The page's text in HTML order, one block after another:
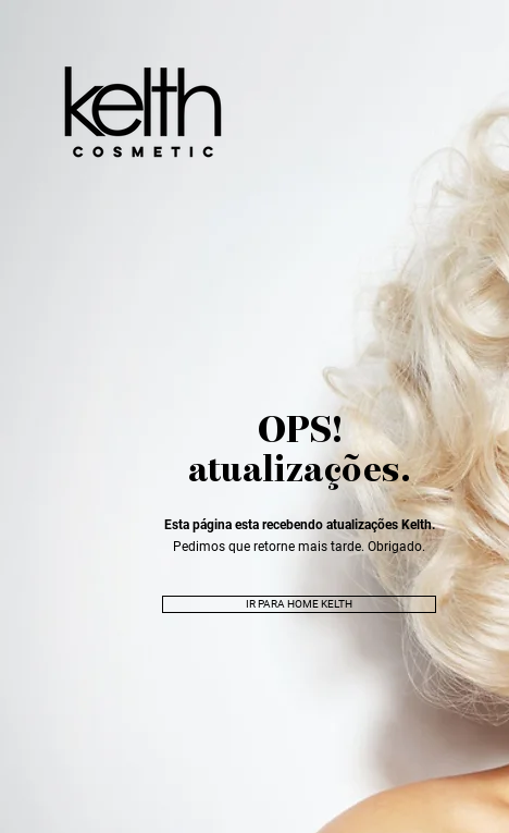
OPS!
atualizações.
Esta página esta recebendo atualizações Kelth.
Pedimos que retorne mais tarde. Obrigado.
IR PARA HOME KELTH